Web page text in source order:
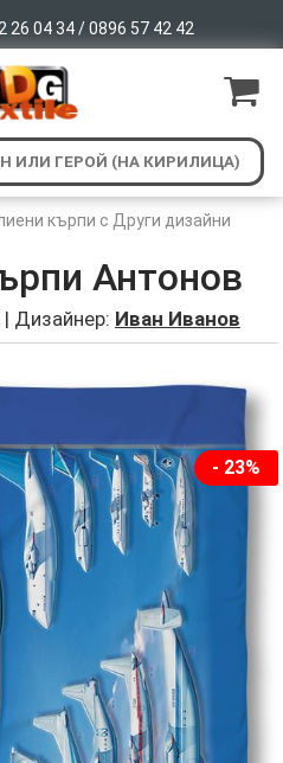
26 04 34 / 0896 57 42 42
кърпи с Други дизайни
Антонов
| Дизайнер: Иван Иванов
- 23%